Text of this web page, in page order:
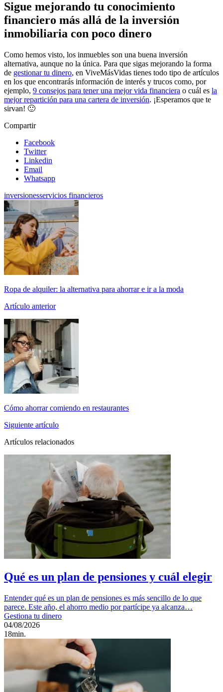
Sigue mejorando tu conocimiento
financiero más allá de la inversión
inmobiliaria con poco dinero
Como hemos visto, los inmuebles son una buena inversión
alternativa, aunque no la única. Para que sigas mejorando la forma
de gestionar tu dinero, en ViveMásVidas tienes todo tipo de artículos
en los que encontrarás información de interés y trucos como, por
ejemplo, 9 consejos para tener una mejor vida financiera o cuál es la
mejor repartición para una cartera de inversión. ¡Esperamos que te
sirvan! 🙂
Compartir
Facebook
Twitter
Linkedin
Email
Whatsapp
inversionesservicios financieros
Ropa de alquiler: la alternativa para ahorrar e ir a la moda
Artículo anterior
Cómo ahorrar comiendo en restaurantes
Siguiente artículo
Artículos relacionados
Qué es un plan de pensiones y cuál elegir
Entender qué es un plan de pensiones es más sencillo de lo que
parece. Este año, el ahorro medio por partícipe ya alcanza…
Gestiona tu dinero
04/08/2026
18min.